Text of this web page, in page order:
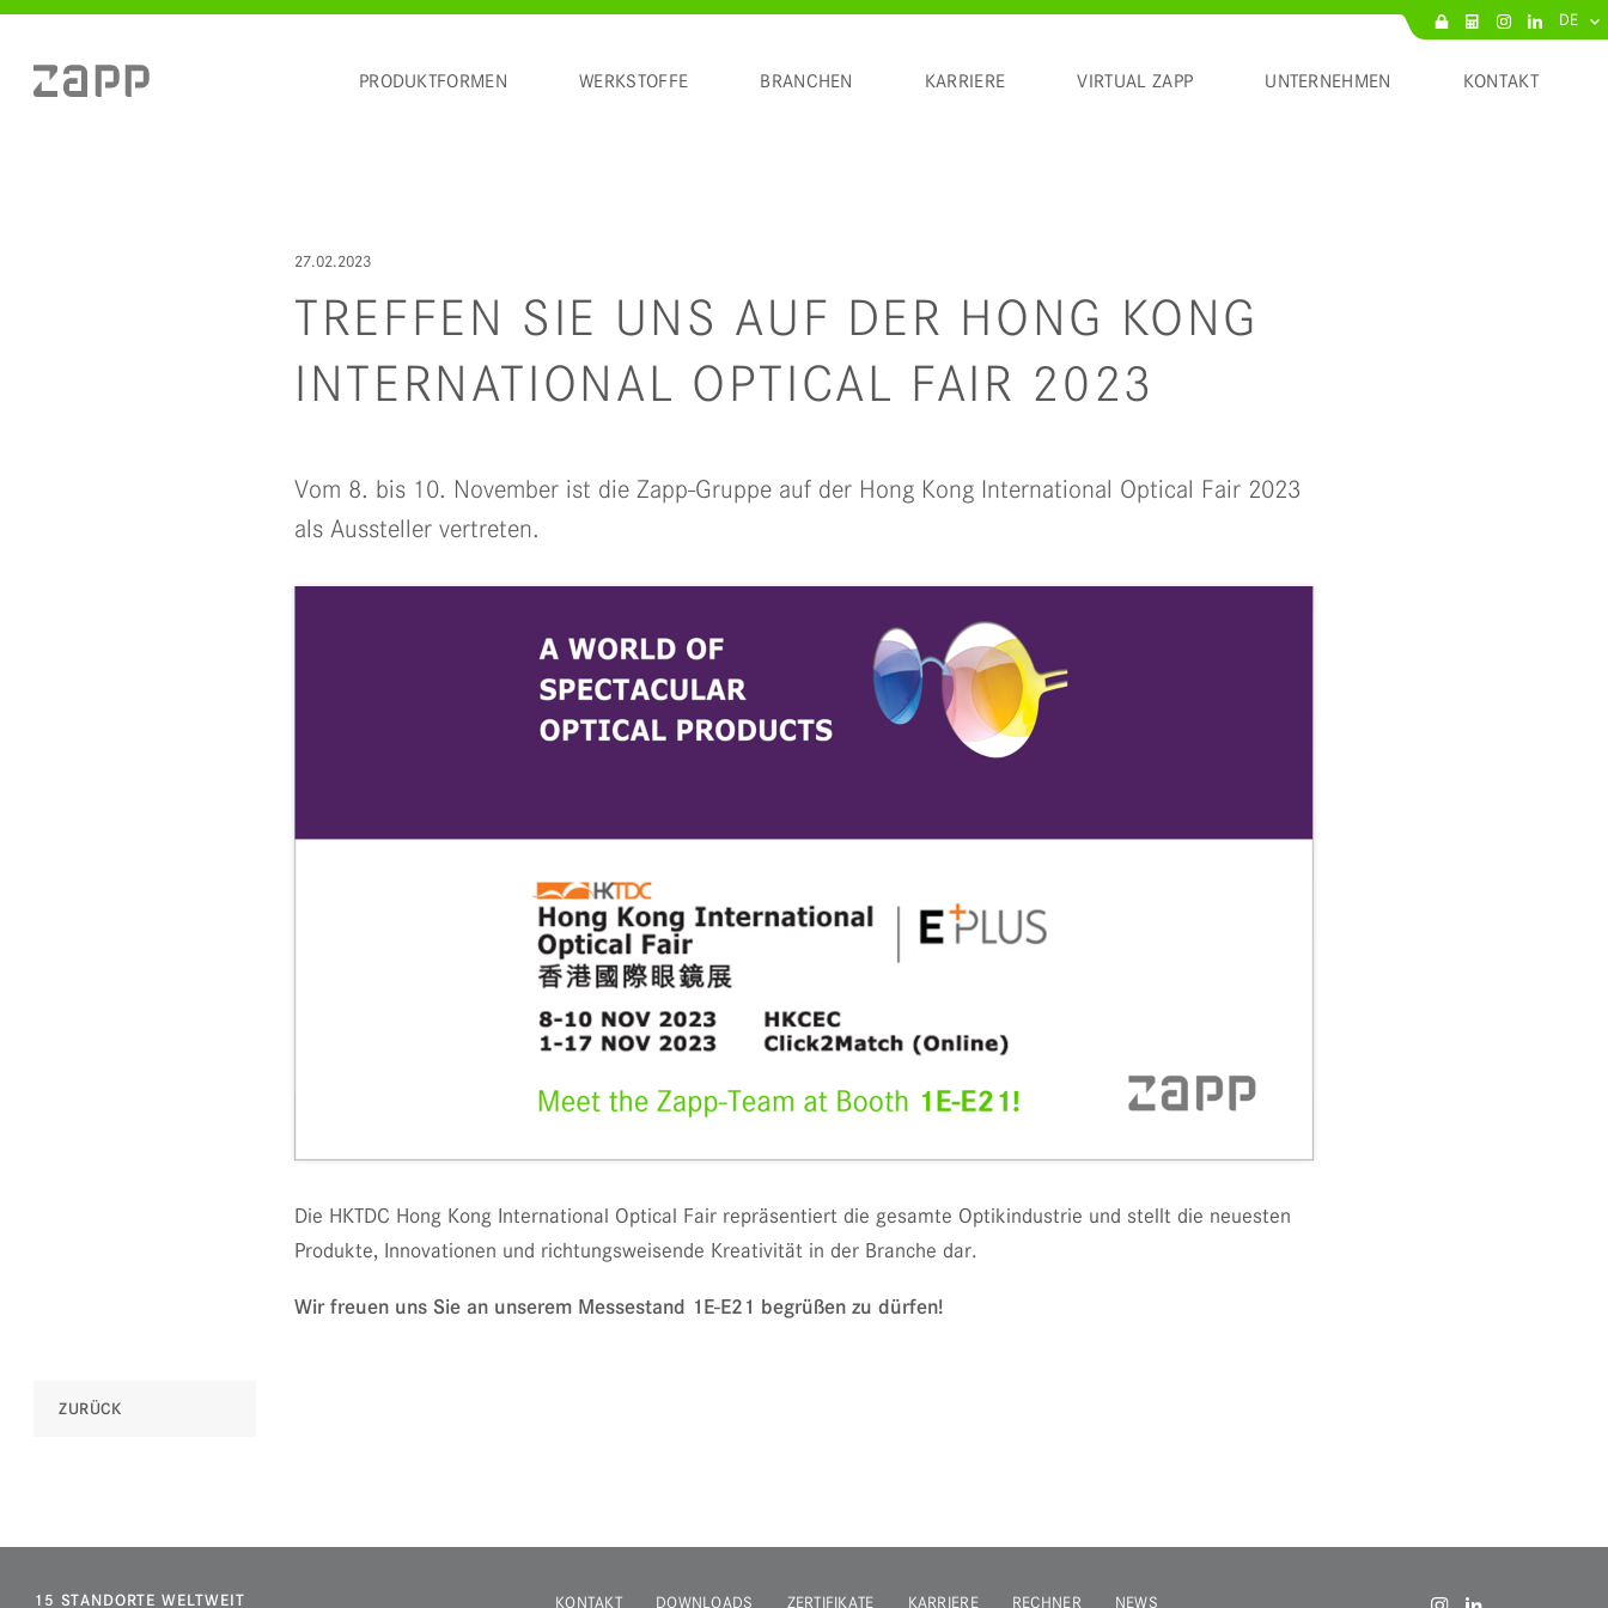
DE
PRODUKTFORMEN WERKSTOFFE BRANCHEN KARRIERE VIRTUAL ZAPP UNTERNEHMEN KONTAKT
27.02.2023
TREFFEN SIE UNS AUF DER HONG KONG
INTERNATIONAL OPTICAL FAIR 2023
Vom 8. bis 10. November ist die Zapp-Gruppe auf der Hong Kong International Optical Fair 2023
als Aussteller vertreten.
Die HKTDC Hong Kong International Optical Fair repräsentiert die gesamte Optikindustrie und stellt die neuesten
Produkte, Innovationen und richtungsweisende Kreativität in der Branche dar.
Wir freuen uns Sie an unserem Messestand 1E-E21 begrüßen zu dürfen!
ZURÜCK
15 STANDORTE WELTWEIT KONTAKT DOWNLOADS ZERTIFIKATE KARRIERE RECHNER NEWS